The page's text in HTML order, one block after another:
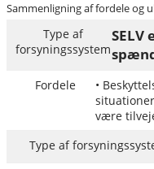
Sammenligning af fordele og
SELV
•
være